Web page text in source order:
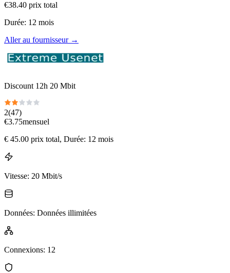
€38.40 prix total
Durée: 12 mois
Aller au fournisseur→
Discount 12h 20 Mbit
2(47)
€3.75mensuel
€ 45.00 prix total, Durée: 12 mois
Vitesse: 20 Mbit/s
Données: Données illimitées
Connexions: 12